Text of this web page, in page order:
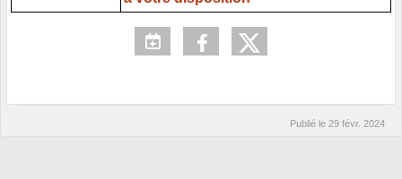
Publié le 29 févr. 2024